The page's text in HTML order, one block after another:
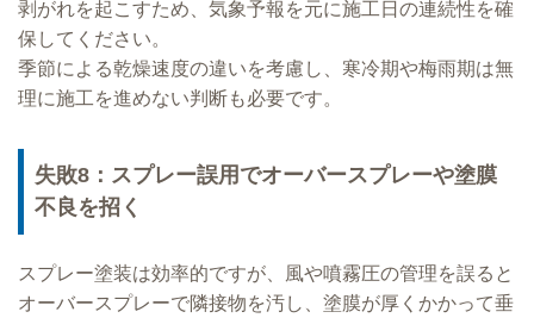
剥がれを起こすため、気象予報を元に施工日の連続性を確
保してください。
季節による乾燥速度の違いを考慮し、寒冷期や梅雨期は無
理に施工を進めない判断も必要です。
失敗8：スプレー誤用でオーバースプレーや塗膜
不良を招く
スプレー塗装は効率的ですが、風や噴霧圧の管理を誤ると
オーバースプレーで隣接物を汚し、塗膜が厚くかかって垂